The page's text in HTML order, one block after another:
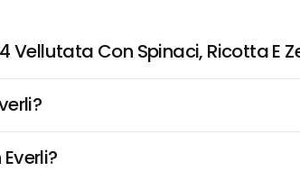
Vellutata Con Spinaci, Ricotta E